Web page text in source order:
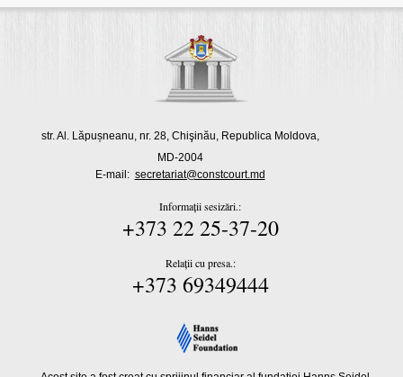
str. Al. Lăpușneanu, nr. 28, Chişinău, Republica Moldova,
MD-2004
E-mail: secretariat@constcourt.md
Informații sesizări.:
+373 22 25-37-20
Relații cu presa.:
+373 69349444